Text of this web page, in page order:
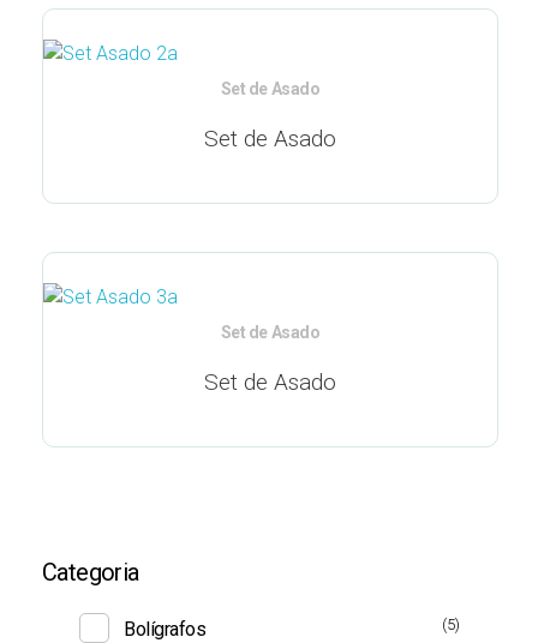
Set de Asado
Set de Asado
Set de Asado
Set de Asado
Categoria
Bolígrafos (5)